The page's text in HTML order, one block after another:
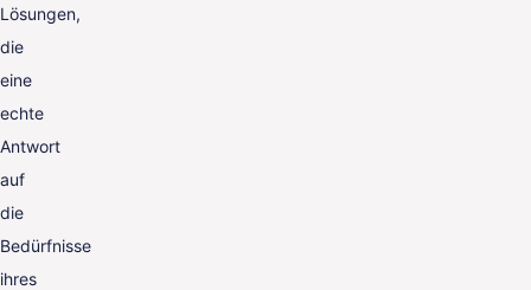
Lösungen,
die
eine
echte
Antwort
auf
die
Bedürfnisse
ihres